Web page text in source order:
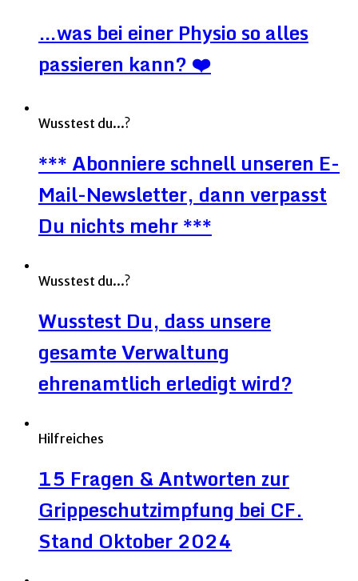
…was bei einer Physio so alles
passieren kann? ❤️
Wusstest du...?
*** Abonniere schnell unseren E-
Mail-Newsletter, dann verpasst
Du nichts mehr ***
Wusstest du...?
Wusstest Du, dass unsere
gesamte Verwaltung
ehrenamtlich erledigt wird?
Hilfreiches
15 Fragen & Antworten zur
Grippeschutzimpfung bei CF.
Stand Oktober 2024